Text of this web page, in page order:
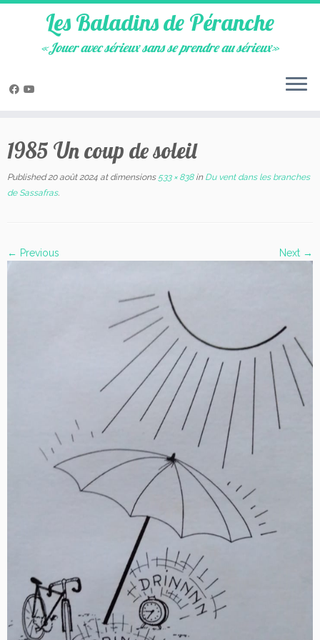
content
Les Baladins de Péranche
«Jouer avec sérieux sans se prendre au sérieux»
1985 Un coup de soleil
Published 20 août 2024 at dimensions533 × 838inDu vent dans les branches
de Sassafras.
← Previous Next →